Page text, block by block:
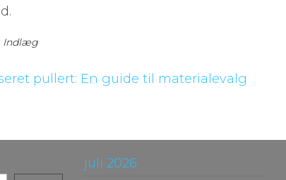
Indlæg
pullert: En guide til materialevalg
juli 2026